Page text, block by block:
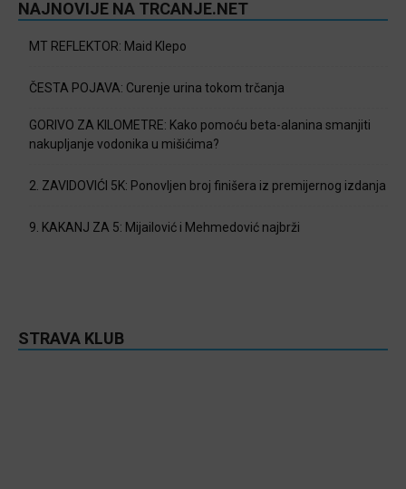
NAJNOVIJE NA TRCANJE.NET
MT REFLEKTOR: Maid Klepo
ČESTA POJAVA: Curenje urina tokom trčanja
GORIVO ZA KILOMETRE: Kako pomoću beta-alanina smanjiti
nakupljanje vodonika u mišićima?
2. ZAVIDOVIĆI 5K: Ponovljen broj finišera iz premijernog izdanja
9. KAKANJ ZA 5: Mijailović i Mehmedović najbrži
STRAVA KLUB